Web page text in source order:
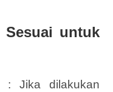
Sesuai untuk
: Jika dilakukan